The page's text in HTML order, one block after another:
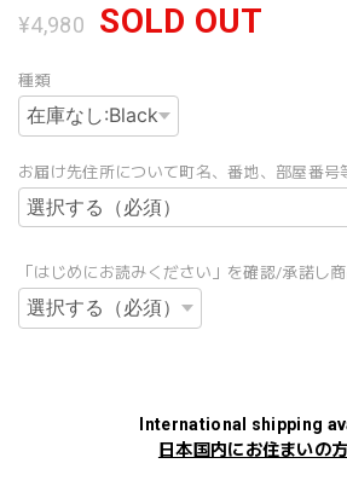
¥4,980 SOLD OUT
種類
お届け先住所について町名、番地、部屋番号
「はじめにお読みください」を確認/承諾し
International shipping
日本国内にお住まいの